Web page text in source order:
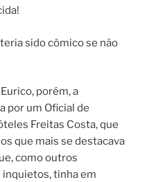
sido cômico se não
porém, a
por um Oficial de
Freitas Costa, que
que mais se destacava
como outros
tinha em